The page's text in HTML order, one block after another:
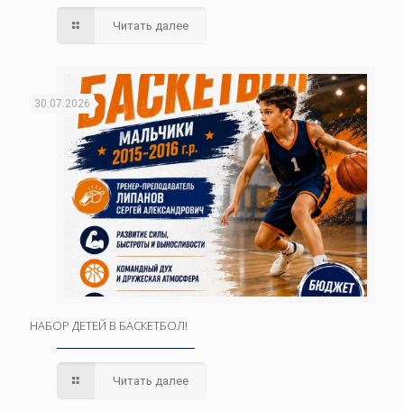
Читать далее
30.07.2026
НАБОР ДЕТЕЙ В БАСКЕТБОЛ!
Читать далее